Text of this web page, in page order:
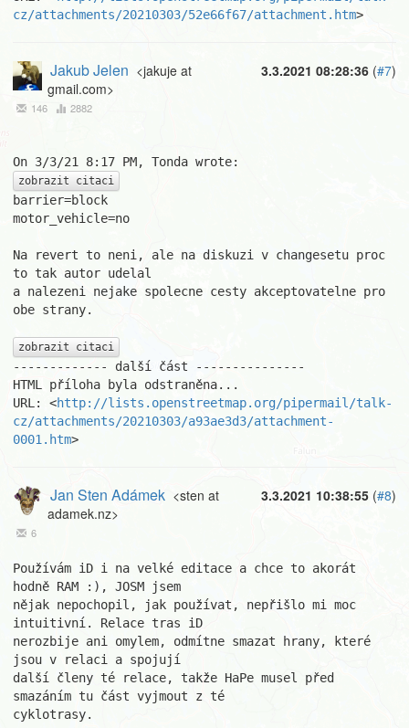
cz/attachments/20210303/52e66f67/attachment.htm>
3.3.2021 08:28:36 (#7)
Jakub Jelen <jakuje at
gmail.com>
146 2882
zobrazit citaci
barrier=block
motor_vehicle=no
Na revert to neni, ale na diskuzi v changesetu proc
to tak autor udelal
a nalezeni nejake spolecne cesty akceptovatelne pro
obe strany.
zobrazit citaci
------------- další část ---------------
HTML příloha byla odstraněna...
URL: <http://lists.openstreetmap.org/pipermail/talk-
cz/attachments/20210303/a93ae3d3/attachment-
0001.htm>
3.3.2021 10:38:55 (#8)
Jan Sten Adámek <sten at
adamek.nz>
6
Používám iD i na velké editace a chce to akorát
hodně RAM :), JOSM jsem
nějak nepochopil, jak používat, nepřišlo mi moc
intuitivní. Relace tras iD
nerozbije ani omylem, odmítne smazat hrany, které
jsou v relaci a spojují
další členy té relace, takže HaPe musel před
smazáním tu část vyjmout z té
cyklotrasy.